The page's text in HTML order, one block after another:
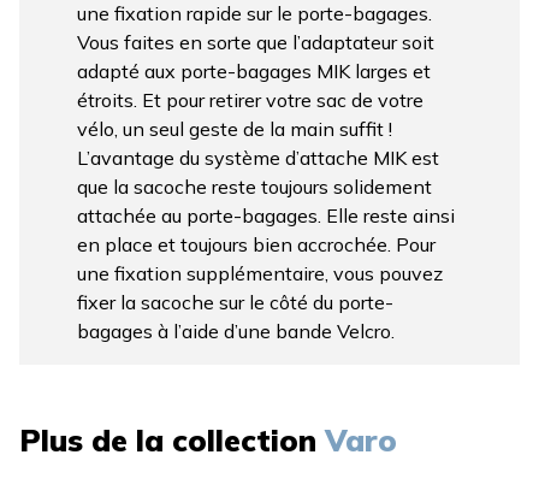
une fixation rapide sur le porte-bagages.
Vous faites en sorte que l’adaptateur soit
adapté aux porte-bagages MIK larges et
étroits. Et pour retirer votre sac de votre
vélo, un seul geste de la main suffit !
L’avantage du système d’attache MIK est
que la sacoche reste toujours solidement
attachée au porte-bagages. Elle reste ainsi
en place et toujours bien accrochée. Pour
une fixation supplémentaire, vous pouvez
fixer la sacoche sur le côté du porte-
bagages à l’aide d’une bande Velcro.
Plus de la collection Varo